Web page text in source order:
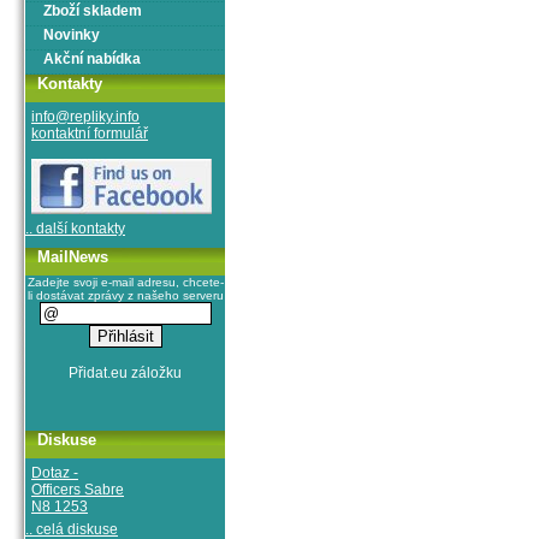
Zboží skladem
Novinky
Akční nabídka
Kontakty
info@repliky.info
kontaktní formulář
.. další kontakty
MailNews
Zadejte svoji e-mail adresu, chcete-
li dostávat zprávy z našeho serveru
Diskuse
Dotaz -
Officers Sabre
N8 1253
.. celá diskuse